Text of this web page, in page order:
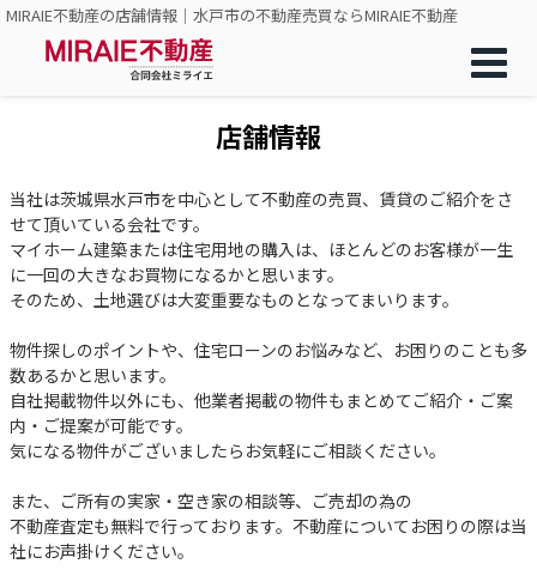
MIRAIE不動産の店舗情報｜水戸市の不動産売買ならMIRAIE不動産
店舗情報
当社は茨城県水戸市を中心として不動産の売買、賃貸のご紹介をさ
せて頂いている会社です。
マイホーム建築または住宅用地の購入は、ほとんどのお客様が一生
に一回の大きなお買物になるかと思います。
そのため、土地選びは大変重要なものとなってまいります。
物件探しのポイントや、住宅ローンのお悩みなど、お困りのことも多
数あるかと思います。
自社掲載物件以外にも、他業者掲載の物件もまとめてご紹介・ご案
内・ご提案が可能です。
気になる物件がございましたらお気軽にご相談ください。
また、ご所有の実家・空き家の相談等、ご売却の為の
不動産査定も無料で行っております。不動産についてお困りの際は当
社にお声掛けください。